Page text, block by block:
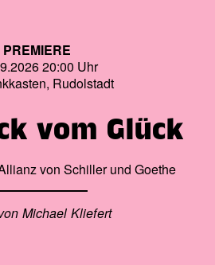
PREMIERE
20:00 Uhr
Rudolstadt
vom Glück
von Schiller und Goethe
Michael Kliefert